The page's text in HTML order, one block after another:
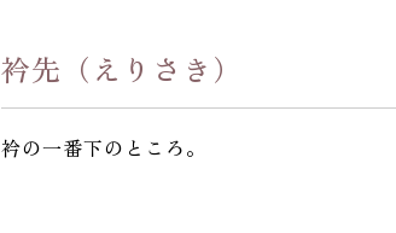
衿先（えりさき）
衿の一番下のところ。